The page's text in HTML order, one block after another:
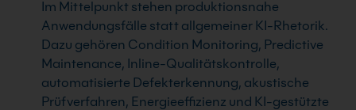
Im Mittelpunkt stehen produktionsnahe
Anwendungsfälle statt allgemeiner KI-Rhetorik.
Dazu gehören Condition Monitoring, Predictive
Maintenance, Inline-Qualitätskontrolle,
automatisierte Defekterkennung, akustische
Prüfverfahren, Energieeffizienz und KI-gestützte